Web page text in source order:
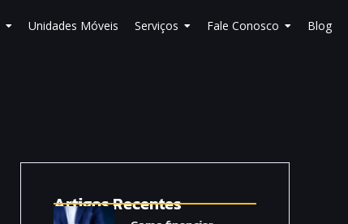
Unidades Móveis Serviços Fale Conosco Blog
Artigos Recentes